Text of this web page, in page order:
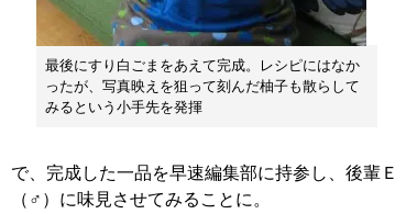
最後にすり白ごまをあえて完成。レシピにはなか
ったが、写真映えを狙って刻んだ柚子も散らして
みるという小手先を発揮
で、完成した一品を早速編集部に持参し、後輩Ｅ
（♂）に味見させてみることに。